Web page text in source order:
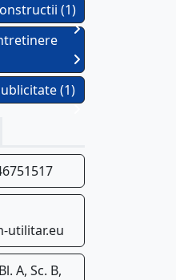
(1)
(1)
utilitar.eu
A, Sc. B,